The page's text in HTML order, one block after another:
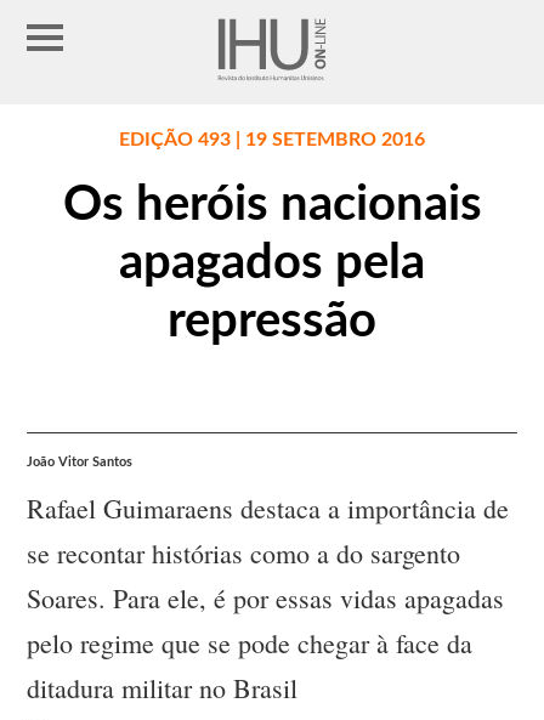
EDIÇÃO 493 | 19 SETEMBRO 2016
Os heróis nacionais
apagados pela
repressão
João Vitor Santos
Rafael Guimaraens destaca a importância de
se recontar histórias como a do sargento
Soares. Para ele, é por essas vidas apagadas
pelo regime que se pode chegar à face da
ditadura militar no Brasil